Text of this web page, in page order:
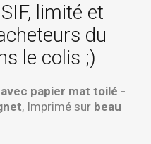
limité et
du
le colis ;)
papier mat toilé -
, Imprimé sur beau